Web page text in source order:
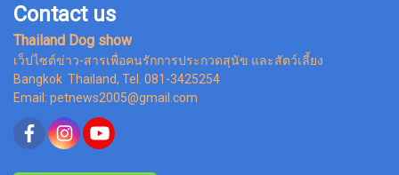
Contact us
Thailand Dog show
เว็ปไซต์ข่าว-สารเพื่อคนรักการประกวดสุนัข และสัตว์เลี้ยง
Bangkok Thailand, Tel. 081-3425254
Email: petnews2005@gmail.com